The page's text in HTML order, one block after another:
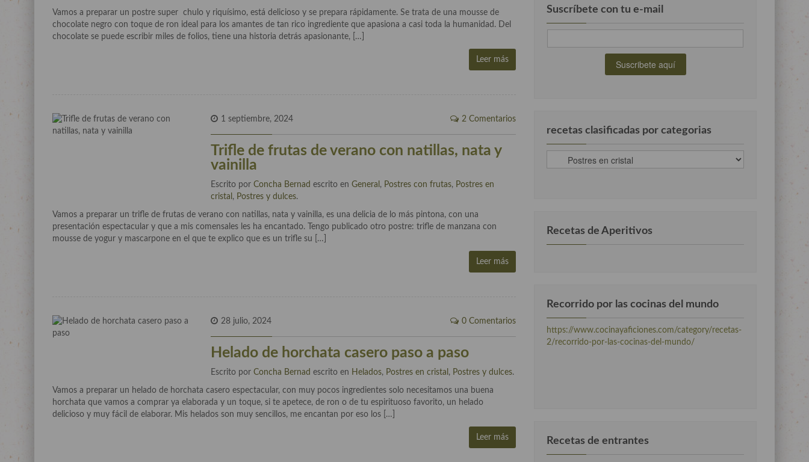
Vamos a preparar un postre super chulo y riquísimo, está delicioso y se prepara rápidamente. Se trata de una mousse de
chocolate negro con toque de ron ideal para los amantes de tan rico ingrediente que apasiona a casi toda la humanidad. Del
chocolate se puede escribir miles de folios, tiene una historia detrás apasionante, […]
Leer más
1 septiembre, 2024 2 Comentarios
Trifle de frutas de verano con natillas, nata y
vainilla
Escrito porConcha Bernad escrito enGeneral , Postres con frutas, Postres en
cristal , Postres y dulces.
Vamos a preparar un trifle de frutas de verano con natillas, nata y vainilla, es una delicia de lo más pintona, con una
presentación espectacular y que a mis comensales les ha encantado. Tengo publicado otro postre: trifle de manzana con
mousse de yogur y mascarpone en el que te explico que es un trifle su […]
Leer más
28 julio, 2024 0 Comentarios
Helado de horchata casero paso a paso
Escrito porConcha Bernad escrito en Helados, Postres en cristal , Postres y dulces.
Vamos a preparar un helado de horchata casero espectacular, con muy pocos ingredientes solo necesitamos una buena
horchata que vamos a comprar ya elaborada y un toque, si te apetece, de ron o de tu espirituoso favorito, un helado
delicioso y muy fácil de elaborar. Mis helados son muy sencillos, me encantan por eso los […]
Leer más
Suscríbete con tu e-mail
recetas clasificadas por categorias
recetas
clasificadas
Recetas de Aperitivos
Recorrido por las cocinas del mundo
https://www.cocinayaficiones.com/category/recetas-
2/recorrido-por-las-cocinas-del-mundo/
Recetas de entrantes